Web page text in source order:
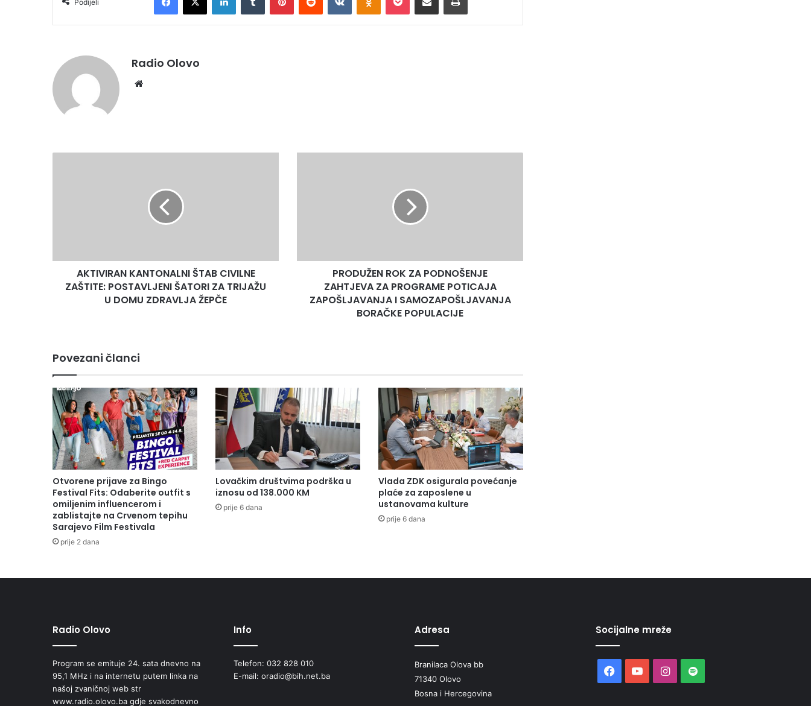
Podijeli
Radio Olovo
TRIJAŽU
DOMU
AKTIVIRAN KANTONALNI ŠTAB CIVILNE
ZAŠTITE: POSTAVLJENI ŠATORI ZA TRIJAŽU
U DOMU ZDRAVLJA ŽEPČE
ZAPOŠLJAVANJA
SAMOZAPOŠLJAVANJA
BORAČKE
PRODUŽEN ROK ZA PODNOŠENJE
ZAHTJEVA ZA PROGRAME POTICAJA
ZAPOŠLJAVANJA I SAMOZAPOŠLJAVANJA
BORAČKE POPULACIJE
Povezani članci
Otvorene prijave za Bingo
Festival Fits: Odaberite outfit s
omiljenim influencerom i
zablistajte na Crvenom tepihu
Sarajevo Film Festivala
prije 2 dana
Lovačkim društvima podrška u
iznosu od 138.000 KM
prije 6 dana
Vlada ZDK osigurala povećanje
plaće za zaposlene u
ustanovama kulture
prije 6 dana
Radio Olovo
Program se emituje 24. sata dnevno na
95,1 MHz i na internetu putem linka na
našoj zvaničnoj web str
www.radio.olovo.ba gdje svakodnevno
Info
Telefon: 032 828 010
E-mail: oradio@bih.net.ba
Adresa
Branilaca Olova bb
71340 Olovo
Bosna i Hercegovina
Socijalne mreže
Facebook
YouTubeInstagram
Spotify